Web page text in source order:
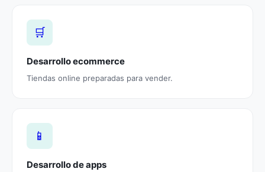
🛒
Desarrollo ecommerce
Tiendas online preparadas para vender.
📱
Desarrollo de apps